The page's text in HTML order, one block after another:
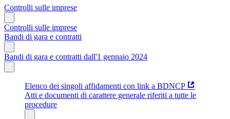
Controlli sulle imprese
Controlli sulle imprese
Bandi di gara e contratti
Bandi di gara e contratti dall'1 gennaio 2024
Elenco dei singoli affidamenti con link a BDNCP
Atti e documenti di carattere generale riferiti a tutte le
procedure